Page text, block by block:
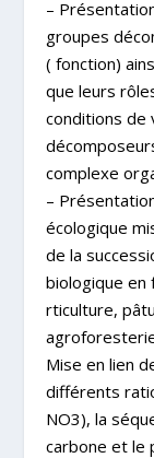
–
groupes
( fonction)
que leurs
conditions de
complexe
–
écologique
de la
biologique en
rticulture,
Mise en lien
différents
NO3), la
carbone et le